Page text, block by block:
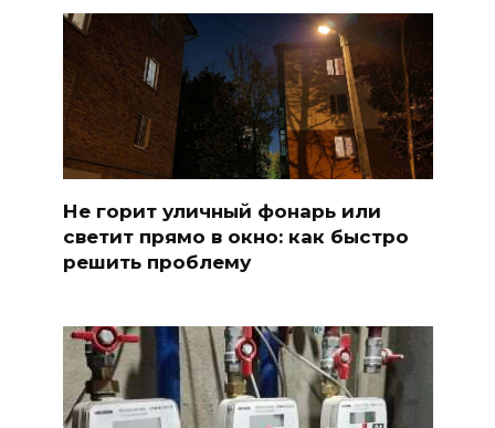
Не горит уличный фонарь или
светит прямо в окно: как быстро
решить проблему